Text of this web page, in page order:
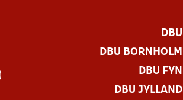
DBU
DBU BORNHOLM
DBU FYN
DBU JYLLAND